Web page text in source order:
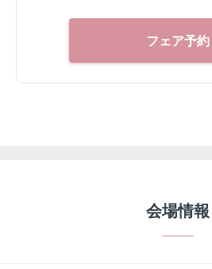
0～20：00（火曜定休） 【
駅」西口徒歩3分／東京メト
フェア予約
会場情報